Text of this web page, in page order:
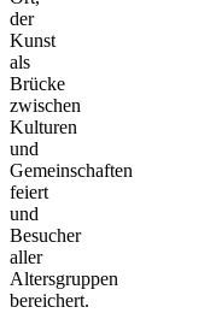
der
Kunst
als
Brücke
zwischen
Kulturen
und
Gemeinschaften
feiert
und
Besucher
aller
Altersgruppen
bereichert.